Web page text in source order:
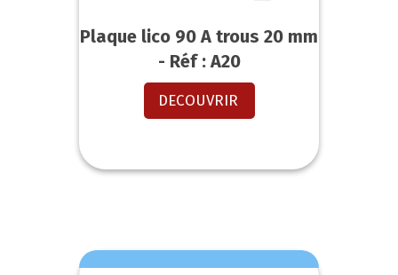
Plaque lico 90 A trous 20 mm
- Réf : A20
DECOUVRIR